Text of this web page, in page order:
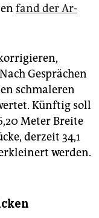
fand der Ar­
Gesprächen
schmaleren
Künftig soll
Meter Breite
derzeit 34,1
werden.